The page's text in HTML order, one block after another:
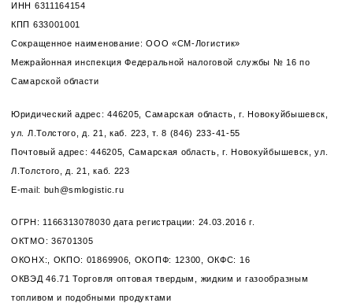
ИНН 6311164154
КПП 633001001
Сокращенное наименование: ООО «СМ-Логистик»
Межрайонная инспекция Федеральной налоговой службы № 16 по
Самарской области
Юридический адрес: 446205, Самарская область, г. Новокуйбышевск,
ул. Л.Толстого, д. 21, каб. 223, т. 8 (846) 233-41-55
Почтовый адрес: 446205, Самарская область, г. Новокуйбышевск, ул.
Л.Толстого, д. 21, каб. 223
E-mail: buh@smlogistic.ru
ОГРН: 1166313078030 дата регистрации: 24.03.2016 г.
ОКТМО: 36701305
ОКОНХ:, ОКПО: 01869906, ОКОПФ: 12300, ОКФС: 16
ОКВЭД 46.71 Торговля оптовая твердым, жидким и газообразным
топливом и подобными продуктами